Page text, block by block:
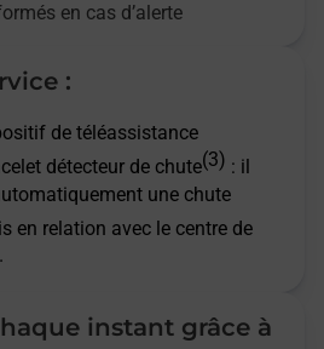
en cas d’alerte
:
de téléassistance
détecteur de chute(3) : il
une chute
en relation avec le centre de
instant grâce à